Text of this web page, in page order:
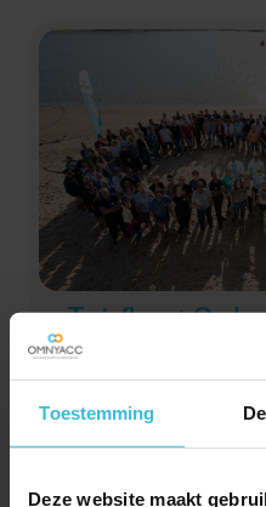
Toestemming
Deze website maakt
waardevoller te maken.
Tariefkaart
en inkomen 2026